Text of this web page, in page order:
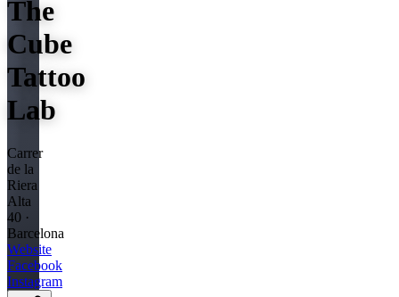
The
Cube
Tattoo
Lab
Carrer
de la
Riera
Alta
40 ·
Barcelona
Website
Facebook
Instagram